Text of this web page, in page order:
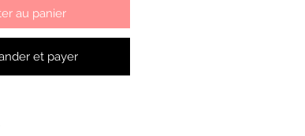
au panier
et payer